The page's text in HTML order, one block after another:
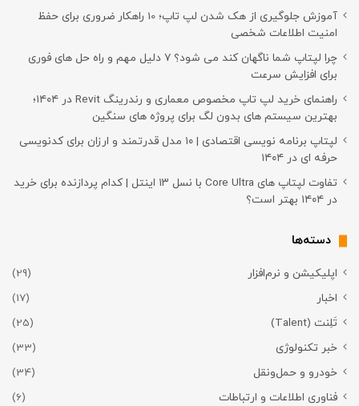
آموزش جلوگیری از هک شدن لپ تاپ؛ 10 راهکار ضروری برای حفظ
امنیت اطلاعات شخصی
چرا لپتاپ شما ناگهان کند می شود؟ ۷ دلیل مهم و راه حل های فوری
برای افزایش سرعت
راهنمای خرید لپ تاپ مخصوص معماری و رندرینگ Revit در ۱۴۰۴؛
بهترین سیستم های بدون لگ برای پروژه های سنگین
لپتاپ برنامه نویسی اقتصادی | ۱۰ مدل قدرتمند و ارزان برای کدنویسی
حرفه ای در ۱۴۰۴
تفاوت لپتاپ های Core Ultra با نسل ۱۳ اینتل | کدام پردازنده برای خرید
در ۱۴۰۴ بهتر است؟
دسته‌ها
اپلیکیشن و نرم‌افزار
(29)
اخبار
(17)
تَلِنت (Talent)
(25)
خبر تکنولوژی
(33)
خودرو و حمل‌و‌نقل
(34)
فناوری اطلاعات و ارتباطات
(6)